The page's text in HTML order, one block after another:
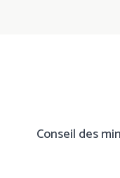
Conseil des